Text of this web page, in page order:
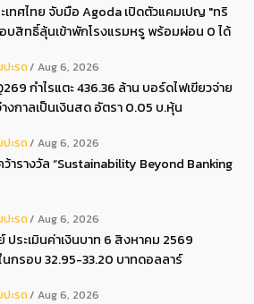
เทศไทย จับมือ Agoda เปิดตัวแคมเปญ "ทริ
บสิทธิ์ลุ้นเข้าพักโรงแรมหรู พร้อมผ่อน 0 ได้
ะรด Aug 6, 2026
กำไรแตะ 436.36 ล้าน บอร์ดไฟเขียวจ่าย
งกาลเป็นเงินสด อัตรา 0.05 บ.หุ้น
ะรด Aug 6, 2026
ารางวัล “Sustainability Beyond Banking
ะรด Aug 6, 2026
ระเมินค่าเงินบาท 6 สิงหาคม 2569
นกรอบ 32.95-33.20 บาทดอลลาร์
ะรด Aug 6, 2026